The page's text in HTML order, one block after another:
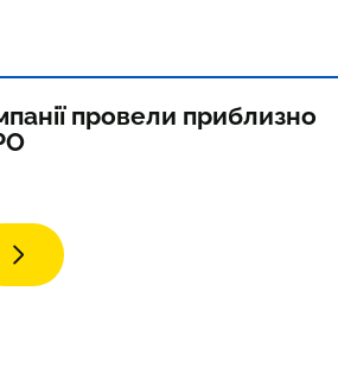
провели приблизно